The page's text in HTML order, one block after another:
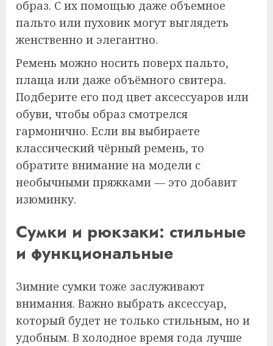
образ. С их помощью даже объемное
пальто или пуховик могут выглядеть
женственно и элегантно.
Ремень можно носить поверх пальто,
плаща или даже объёмного свитера.
Подберите его под цвет аксессуаров или
обуви, чтобы образ смотрелся
гармонично. Если вы выбираете
классический чёрный ремень, то
обратите внимание на модели с
необычными пряжками — это добавит
изюминку.
Сумки и рюкзаки: стильные
и функциональные
Зимние сумки тоже заслуживают
внимания. Важно выбрать аксессуар,
который будет не только стильным, но и
удобным. В холодное время года лучше